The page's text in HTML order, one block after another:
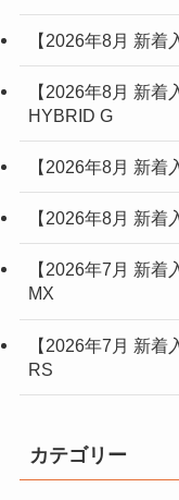
【2026年8月 新
【2026年8月 新
HYBRID G
【2026年8月 新
【2026年8月 新
【2026年7月 新
MX
【2026年7月 新
RS
カテゴリー